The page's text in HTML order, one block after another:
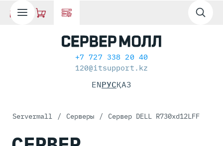
+7 727 338 20 40
120@itsupport.kz
ENРУСҚАЗ
Servermall / Серверы / Сервер DELL R730xd12LFF